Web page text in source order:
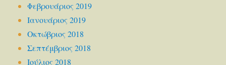
Φεβρουάριος 2019
Ιανουάριος 2019
Οκτώβριος 2018
Σεπτέμβριος 2018
Ιούλιος 2018